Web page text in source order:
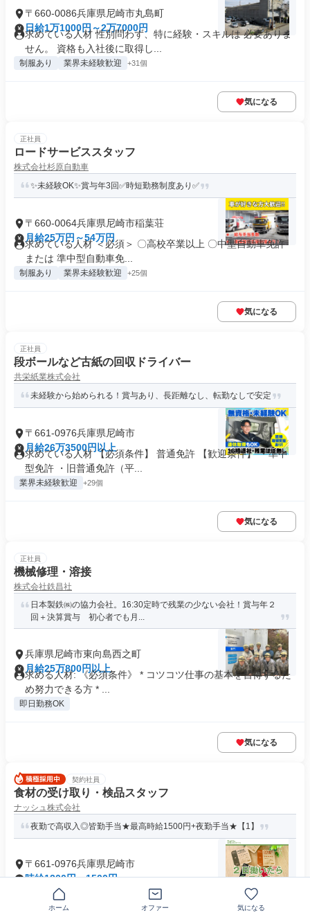
〒660-0086兵庫県尼崎市丸島町
日給1万1000円～2万7000円
求めている人材 性別問わず、特に経験・スキルは 必要ありま
せん。 資格も入社後に取得し...
制服あり 業界未経験歓迎 +31個
気になる
正社員
ロードサービススタッフ
株式会社杉原自動車
✨未経験OK✨賞与年3回✅時短勤務制度あり✅
〒660-0064兵庫県尼崎市稲葉荘
月給25万円～54万円
求めている人材 ＜必須＞ 〇高校卒業以上 〇中型自動車免許
または 準中型自動車免...
制服あり 業界未経験歓迎 +25個
気になる
正社員
段ボールなど古紙の回収ドライバー
共栄紙業株式会社
未経験から始められる！賞与あり、長距離なし、転勤なしで安定
〒661-0976兵庫県尼崎市
月給26万3500円以上
求めている人材 【必須条件】 普通免許 【歓迎条件】 ・準中
型免許 ・旧普通免許（平...
業界未経験歓迎 +29個
気になる
正社員
機械修理・溶接
株式会社鉄昌社
日本製鉄㈱の協力会社。16:30定時で残業の少ない会社！賞与年２
回＋決算賞与 初心者でも月...
兵庫県尼崎市東向島西之町
月給25万800円以上
求める人材: 《必須条件》 * コツコツ仕事の基本を習得するた
め努力できる方 * ...
即日勤務OK
気になる
契約社員
食材の受け取り・検品スタッフ
ナッシュ株式会社
夜勤で高収入◎皆勤手当★最高時給1500円+夜勤手当★【1】
〒661-0976兵庫県尼崎市
時給1200円～1500円
社員を目指して働きたい方大歓...
業界未経験歓迎
ホーム オファー 気になる